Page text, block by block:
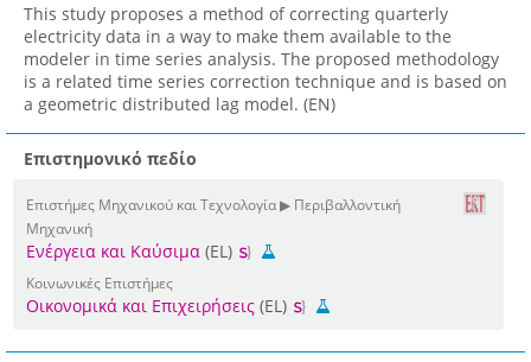
This study proposes a method of correcting quarterly
electricity data in a way to make them available to the
modeler in time series analysis. The proposed methodology
is a related time series correction technique and is based on
a geometric distributed lag model. (EN)
Επιστημονικό πεδίο
Επιστήμες Μηχανικού και Τεχνολογία ▶ Περιβαλλοντική
Μηχανική
Ενέργεια και Καύσιμα (EL)
Κοινωνικές Επιστήμες
Οικονομικά και Επιχειρήσεις (EL)